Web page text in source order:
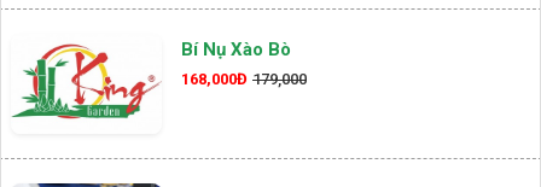
Bí Nụ Xào Bò
168,000Đ 179,000